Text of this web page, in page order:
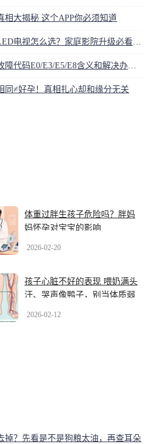
相大揭秘 这个APP你必须知道
等离子电视和LED电视怎么选？家庭影院升级必看指南
格力空调常见故障代码E0/E3/E5/E8含义和解决办法，技术员分享维修经验
同≠好孕！真相扎心却和缘分无关
体重过胖生孩子危险吗？胖妈
妈怀孕对宝宝的影响
2026-02-20
孩子心脏不好的表现 喂奶满头
汗、哭声像鸭子，别当体质弱
2026-02-12
掉？先看是不是狗粮太油，再查耳朵